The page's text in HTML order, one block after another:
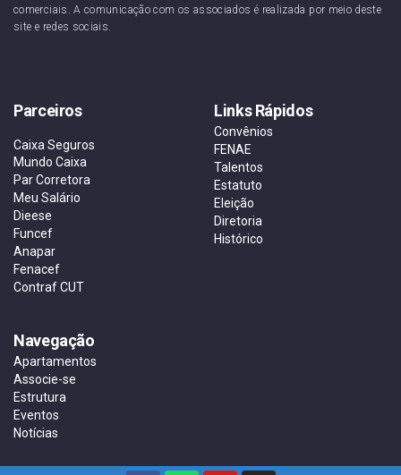
comerciais. A comunicação com os associados é realizada por meio deste
site e redes sociais.
Parceiros
Caixa Seguros
Mundo Caixa
Par Corretora
Meu Salário
Dieese
Funcef
Anapar
Fenacef
Contraf CUT
Links Rápidos
Convênios
FENAE
Talentos
Estatuto
Eleição
Diretoria
Histórico
Navegação
Apartamentos
Associe-se
Estrutura
Eventos
Notícias